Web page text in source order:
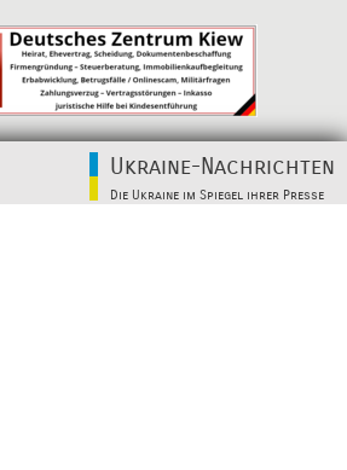
Ukraine-Nachrichten
Die Ukraine im Spiegel ihrer Presse